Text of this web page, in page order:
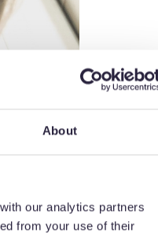
About
our analytics partners
from your use of their